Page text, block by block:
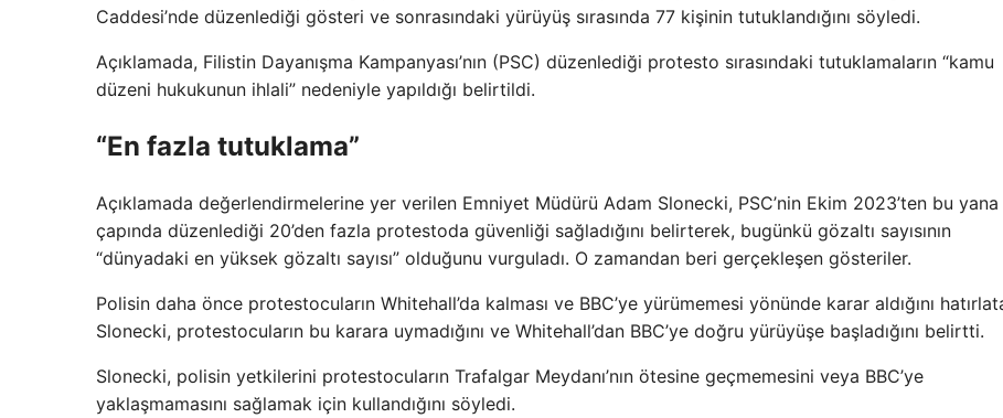
Caddesi’nde düzenlediği gösteri ve sonrasındaki yürüyüş sırasında 77 kişinin tutuklandığını söyledi.
Açıklamada, Filistin Dayanışma Kampanyası’nın (PSC) düzenlediği protesto sırasındaki tutuklamaların “kamu
düzeni hukukunun ihlali” nedeniyle yapıldığı belirtildi.
“En fazla tutuklama”
Açıklamada değerlendirmelerine yer verilen Emniyet Müdürü Adam Slonecki, PSC’nin Ekim 2023’ten bu
çapında düzenlediği 20’den fazla protestoda güvenliği sağladığını belirterek, bugünkü gözaltı sayısının
“dünyadaki en yüksek gözaltı sayısı” olduğunu vurguladı. O zamandan beri gerçekleşen gösteriler.
Polisin daha önce protestocuların Whitehall’da kalması ve BBC’ye yürümemesi yönünde karar aldığını
Slonecki, protestocuların bu karara uymadığını ve Whitehall’dan BBC’ye doğru yürüyüşe başladığını belirtti.
Slonecki, polisin yetkilerini protestocuların Trafalgar Meydanı’nın ötesine geçmemesini veya BBC’ye
yaklaşmamasını sağlamak için kullandığını söyledi.